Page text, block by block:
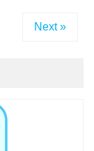
Next »